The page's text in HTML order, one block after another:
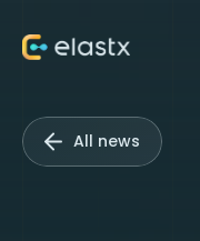
All news